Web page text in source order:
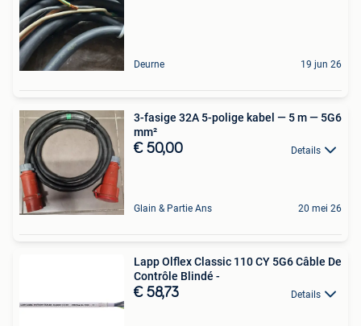
Deurne 19 jun 26
3-fasige 32A 5-polige kabel — 5 m — 5G6
mm²
€ 50,00 Details
Glain & Partie Ans 20 mei 26
Lapp Olflex Classic 110 CY 5G6 Câble De
Contrôle Blindé -
€ 58,73 Details